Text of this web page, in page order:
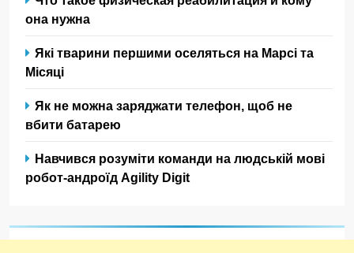
она нужна
Які тварини першими оселяться на Марсі та
Місяці
Як не можна заряджати телефон, щоб не
вбити батарею
Навчився розуміти команди на людській мові
робот-андроїд Agility Digit